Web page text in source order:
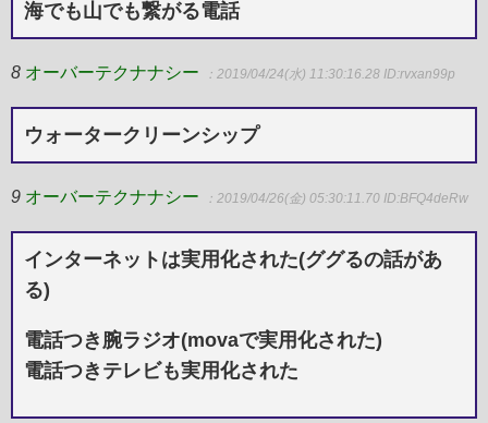
海でも山でも繋がる電話
8 オーバーテクナナシー ：2019/04/24(水) 11:30:16.28 ID:rvxan99p
ウォータークリーンシップ
9 オーバーテクナナシー ：2019/04/26(金) 05:30:11.70 ID:BFQ4deRw
インターネットは実用化された(ググるの話があ
る)
電話つき腕ラジオ(movaで実用化された)
電話つきテレビも実用化された